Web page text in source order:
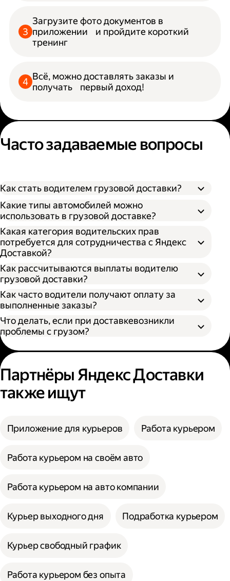
Загрузите фото документов в
приложении и пройдите короткий
тренинг
Всё, можно доставлять заказы и
получать первый доход!
Часто задаваемые вопросы
Как стать водителем грузовой доставки?
Какие типы автомобилей можно
использовать в грузовой доставке?
S — от 170 × 100 × 90 см
M — от 260 × 130 × 150 см
L — от 380 × 180 × 180 см
XL — от 400 × 190 × 200 см
Какая категория водительских прав
потребуется для сотрудничества с Яндекс
Доставкой?
Как рассчитываются выплаты водителю
грузовой доставки?
Как часто водители получают оплату за
выполненные заказы?
Что делать, если при доставкевозникли
проблемы с грузом?
Партнёры Яндекс Доставки
также ищут
Приложение для курьеров Работа курьером
Работа курьером на своём авто
Работа курьером на авто компании
Курьер выходного дня Подработка курьером
Курьер свободный график
Работа курьером без опыта